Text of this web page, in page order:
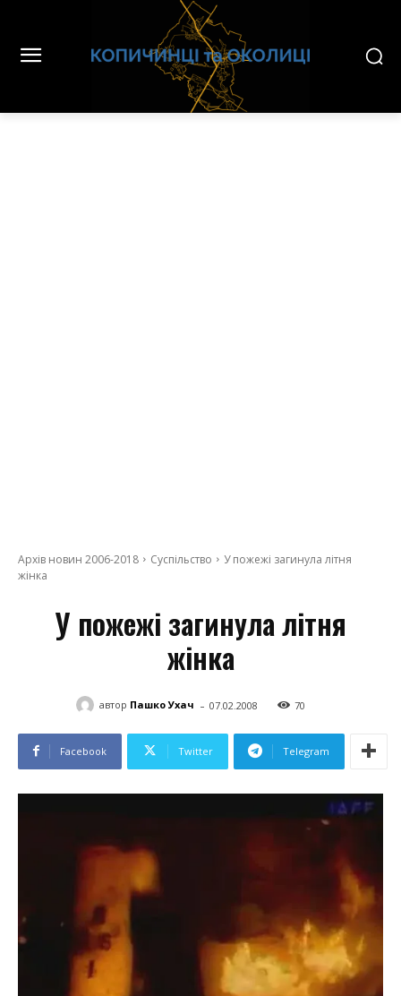
Архів новин 2006-2018 Суспільство
У пожежі загинула літня
жінка
У пожежі загинула літня
жінка
автор Пашко Ухач - 07.02.2008 70
Facebook Twitter Telegram